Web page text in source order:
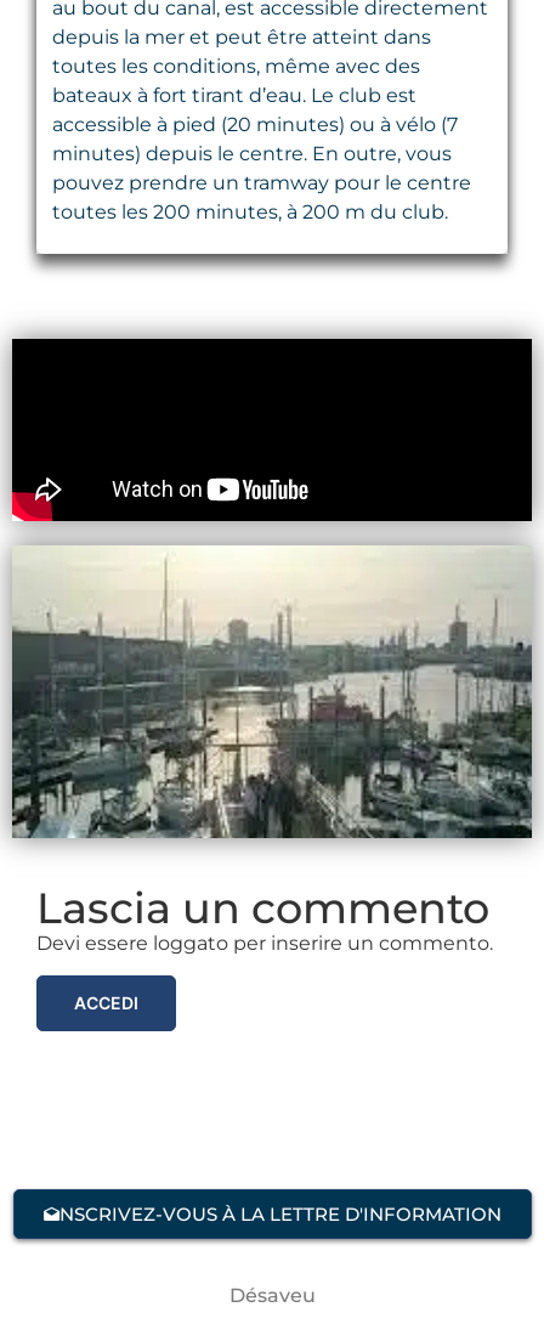
au bout du canal, est accessible directement
depuis la mer et peut être atteint dans
toutes les conditions, même avec des
bateaux à fort tirant d’eau. Le club est
accessible à pied (20 minutes) ou à vélo (7
minutes) depuis le centre. En outre, vous
pouvez prendre un tramway pour le centre
toutes les 200 minutes, à 200 m du club.
Lascia un commento
Devi essere loggato per inserire un commento.
ACCEDI
NSCRIVEZ-VOUS À LA LETTRE D'INFORMATION
Désaveu